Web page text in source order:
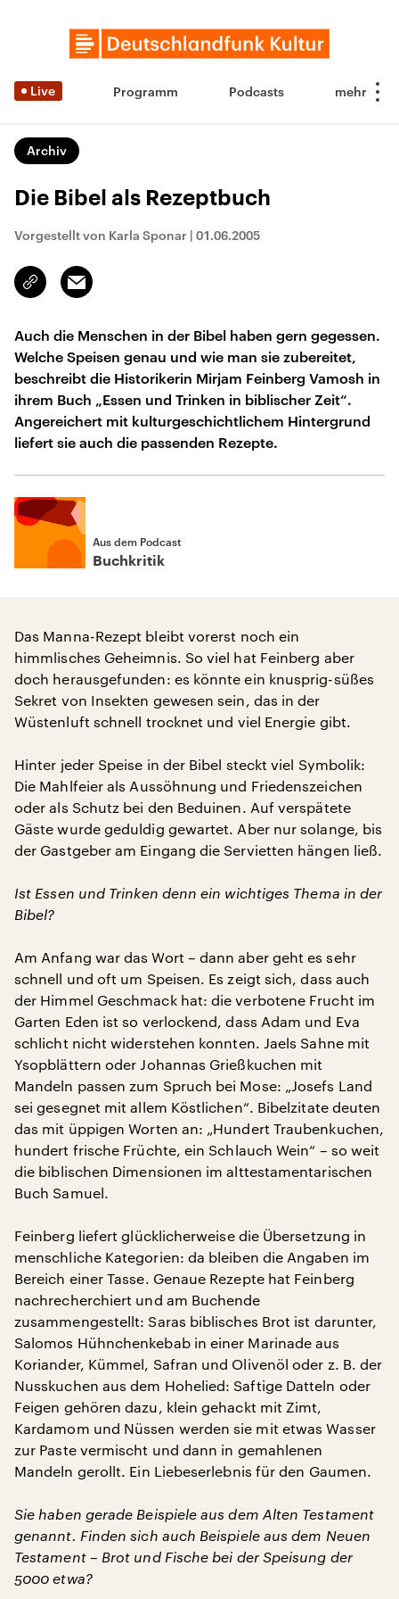
Live Programm Podcasts
Archiv
Die Bibel als Rezeptbuch
Vorgestellt von Karla Sponar | 01.06.2005
Link
kopieren/teilen
Email
Auch die Menschen in der Bibel haben gern gegessen.
Welche Speisen genau und wie man sie zubereitet,
beschreibt die Historikerin Mirjam Feinberg Vamosh in
ihrem Buch „Essen und Trinken in biblischer Zeit“.
Angereichert mit kulturgeschichtlichem Hintergrund
liefert sie auch die passenden Rezepte.
Aus dem Podcast
Buchkritik
Das Manna-Rezept bleibt vorerst noch ein
himmlisches Geheimnis. So viel hat Feinberg aber
doch herausgefunden: es könnte ein knusprig-süßes
Sekret von Insekten gewesen sein, das in der
Wüstenluft schnell trocknet und viel Energie gibt.
Hinter jeder Speise in der Bibel steckt viel Symbolik:
Die Mahlfeier als Aussöhnung und Friedenszeichen
oder als Schutz bei den Beduinen. Auf verspätete
Gäste wurde geduldig gewartet. Aber nur solange, bis
der Gastgeber am Eingang die Servietten hängen ließ.
Ist Essen und Trinken denn ein wichtiges Thema in der
Bibel?
Am Anfang war das Wort – dann aber geht es sehr
schnell und oft um Speisen. Es zeigt sich, dass auch
der Himmel Geschmack hat: die verbotene Frucht im
Garten Eden ist so verlockend, dass Adam und Eva
schlicht nicht widerstehen konnten. Jaels Sahne mit
Ysopblättern oder Johannas Grießkuchen mit
Mandeln passen zum Spruch bei Mose: „Josefs Land
sei gesegnet mit allem Köstlichen“. Bibelzitate deuten
das mit üppigen Worten an: „Hundert Traubenkuchen,
hundert frische Früchte, ein Schlauch Wein“ – so weit
die biblischen Dimensionen im alttestamentarischen
Buch Samuel.
Feinberg liefert glücklicherweise die Übersetzung in
menschliche Kategorien: da bleiben die Angaben im
Bereich einer Tasse. Genaue Rezepte hat Feinberg
nachrecherchiert und am Buchende
zusammengestellt: Saras biblisches Brot ist darunter,
Salomos Hühnchenkebab in einer Marinade aus
Koriander, Kümmel, Safran und Olivenöl oder z. B. der
Nusskuchen aus dem Hohelied: Saftige Datteln oder
Feigen gehören dazu, klein gehackt mit Zimt,
Kardamom und Nüssen werden sie mit etwas Wasser
zur Paste vermischt und dann in gemahlenen
Mandeln gerollt. Ein Liebeserlebnis für den Gaumen.
Sie haben gerade Beispiele aus dem Alten Testament
genannt. Finden sich auch Beispiele aus dem Neuen
Testament – Brot und Fische bei der Speisung der
5000 etwa?